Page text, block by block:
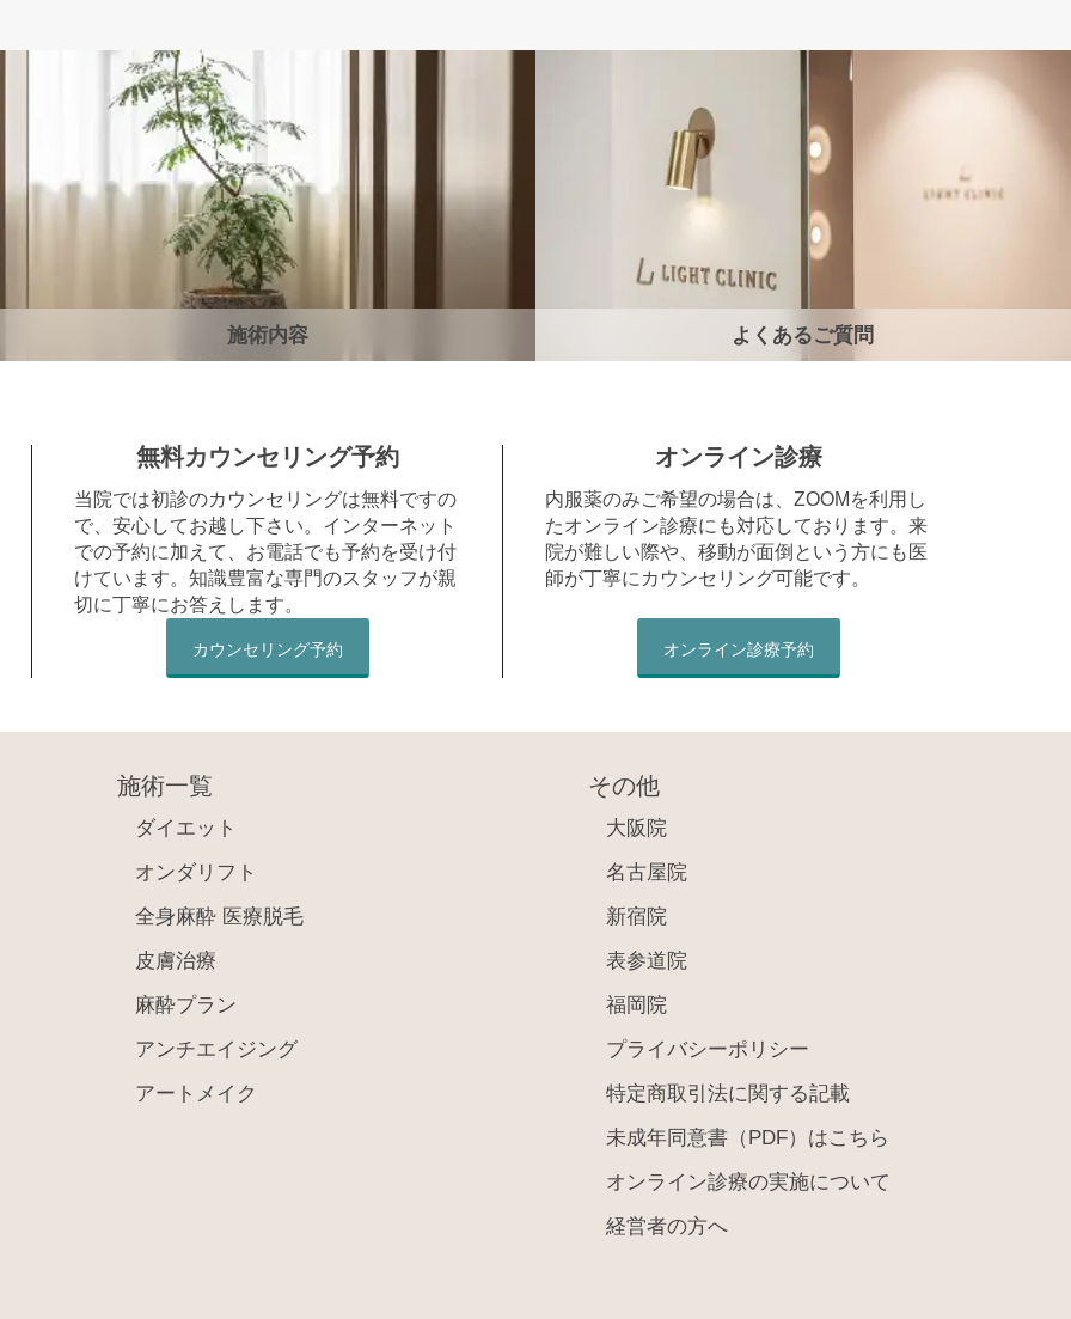
施術内容 よくあるご質問
無料カウンセリング予約
当院では初診のカウンセリングは無料ですの
で、安心してお越し下さい。インターネット
での予約に加えて、お電話でも予約を受け付
けています。知識豊富な専門のスタッフが親
切に丁寧にお答えします。
カウンセリング予約
オンライン診療
内服薬のみご希望の場合は、ZOOMを利用し
たオンライン診療にも対応しております。来
院が難しい際や、移動が面倒という方にも医
師が丁寧にカウンセリング可能です。
オンライン診療予約
施術一覧
ダイエット
オンダリフト
全身麻酔 医療脱毛
皮膚治療
麻酔プラン
アンチエイジング
アートメイク
その他
大阪院
名古屋院
新宿院
表参道院
福岡院
プライバシーポリシー
特定商取引法に関する記載
未成年同意書（PDF）はこちら
オンライン診療の実施について
経営者の方へ